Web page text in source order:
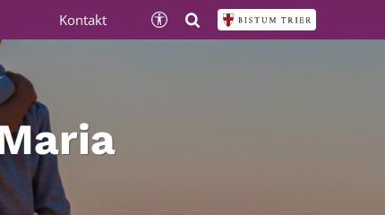
Kontakt